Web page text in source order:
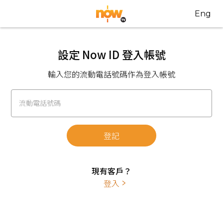
Eng
設定 Now ID 登入帳號
輸入您的流動電話號碼作為登入帳號
流動電話號碼
登記
現有客戶？
登入